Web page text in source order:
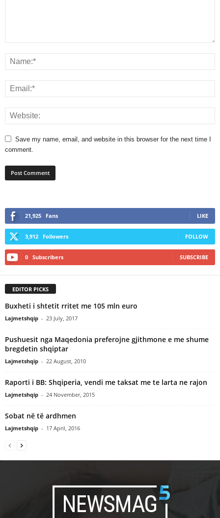
Save my name, email, and website in this browser for the next time I
comment.
21,925 Fans LIKE
3,912 Followers FOLLOW
0 Subscribers SUBSCRIBE
EDITOR PICKS
Buxheti i shtetit rritet me 105 mln euro
Lajmetshqip - 23 July, 2017
Pushuesit nga Maqedonia preferojne gjithmone e me shume
bregdetin shqiptar
Lajmetshqip - 22 August, 2010
Raporti i BB: Shqiperia, vendi me taksat me te larta ne rajon
Lajmetshqip - 24 November, 2015
Sobat në të ardhmen
Lajmetshqip - 17 April, 2016